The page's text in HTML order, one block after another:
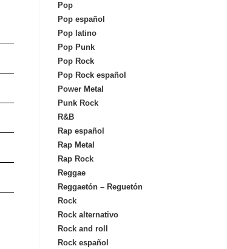
Pop
Pop español
Pop latino
Pop Punk
Pop Rock
Pop Rock español
Power Metal
Punk Rock
R&B
Rap español
Rap Metal
Rap Rock
Reggae
Reggaetón – Reguetón
Rock
Rock alternativo
Rock and roll
Rock español